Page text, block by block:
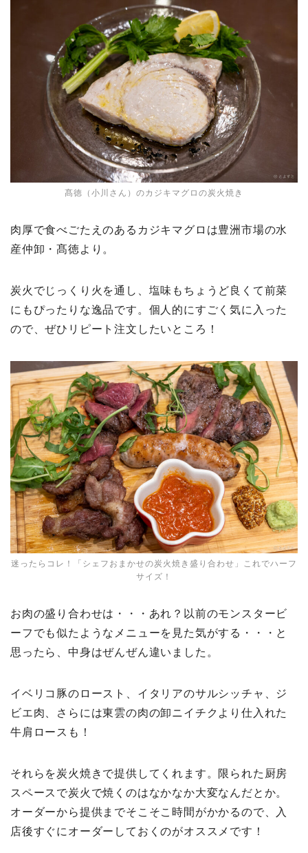
髙徳（小川さん）のカジキマグロの炭火焼き
肉厚で食べごたえのあるカジキマグロは豊洲市場の水
産仲卸・髙徳より。
炭火でじっくり火を通し、塩味もちょうど良くて前菜
にもぴったりな逸品です。個人的にすごく気に入った
ので、ぜひリピート注文したいところ！
迷ったらコレ！「シェフおまかせの炭火焼き盛り合わせ」これでハーフ
サイズ！
お肉の盛り合わせは・・・あれ？以前のモンスタービ
ーフでも似たようなメニューを見た気がする・・・と
思ったら、中身はぜんぜん違いました。
イベリコ豚のロースト、イタリアのサルシッチャ、ジ
ビエ肉、さらには東雲の肉の卸ニイチクより仕入れた
牛肩ロースも！
それらを炭火焼きで提供してくれます。限られた厨房
スペースで炭火で焼くのはなかなか大変なんだとか。
オーダーから提供までそこそこ時間がかかるので、入
店後すぐにオーダーしておくのがオススメです！